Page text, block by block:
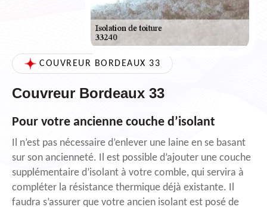
COUVREUR BORDEAUX 33
Couvreur Bordeaux 33
Pour votre ancienne couche d’isolant
Il n’est pas nécessaire d’enlever une laine en se basant
sur son ancienneté. Il est possible d’ajouter une couche
supplémentaire d’isolant à votre comble, qui servira à
compléter la résistance thermique déjà existante. Il
faudra s’assurer que votre ancien isolant est posé de